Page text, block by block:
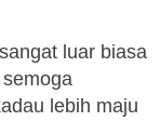
luar biasa
lebih maju